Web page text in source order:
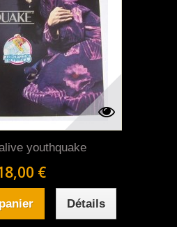
youthquake
€
Détails